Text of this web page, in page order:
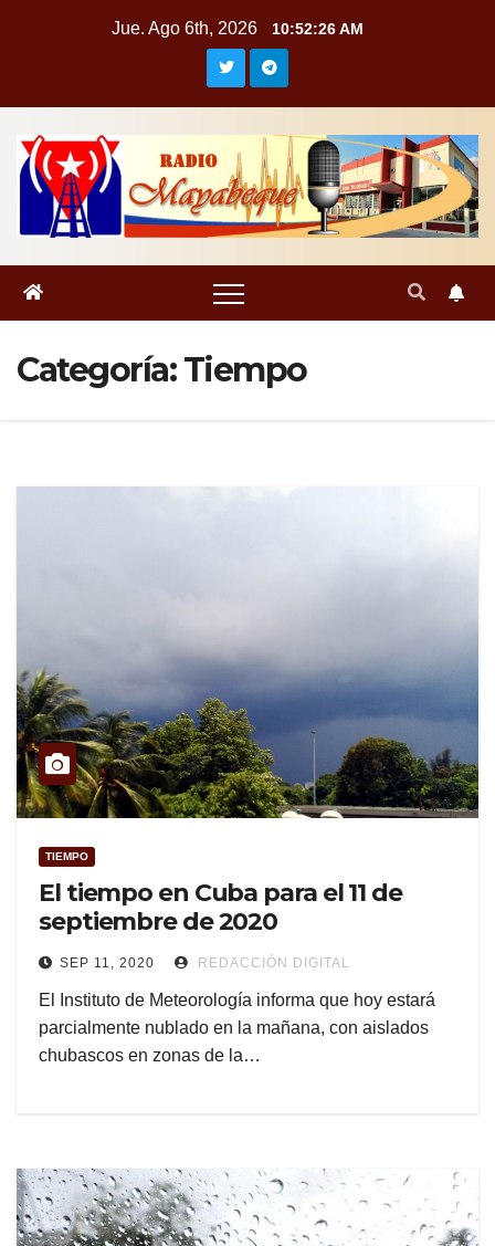
Jue. Ago 6th, 2026 10:52:27 AM
Categoría:Tiempo
TIEMPO
El tiempo en Cuba para el 11 de
septiembre de 2020
SEP 11, 2020 REDACCIÓN DIGITAL
El Instituto de Meteorología informa que hoy estará
parcialmente nublado en la mañana, con aislados
chubascos en zonas de la…